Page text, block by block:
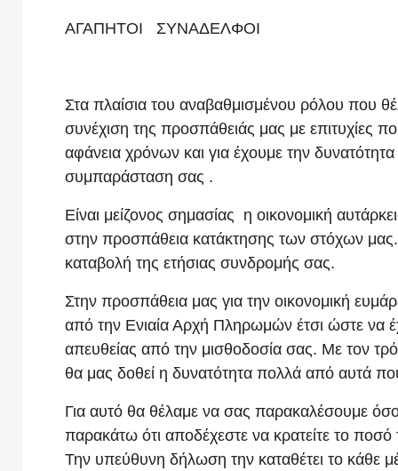
ΑΓΑΠΗΤΟΙ ΣΥΝΑΔΕΛΦΟΙ
Στα πλαίσια του αναβαθμισμένου ρόλου που
συνέχιση της προσπάθειάς μας με επιτυχίες
αφάνεια χρόνων και για έχουμε την
συμπαράσταση σας .
Είναι μείζονος σημασίας η οικονομική
στην προσπάθεια κατάκτησης των στόχων μας.
καταβολή της ετήσιας συνδρομής σας.
Στην προσπάθεια μας για την οικονομική
από την Ενιαία Αρχή Πληρωμών έτσι ώστε να
απευθείας από την μισθοδοσία σας. Με τον
θα μας δοθεί η δυνατότητα πολλά από αυτά
Για αυτό θα θέλαμε να σας παρακαλέσουμε
παρακάτω ότι αποδέχεστε να κρατείτε το
Την υπεύθυνη δήλωση την καταθέτει το κάθε